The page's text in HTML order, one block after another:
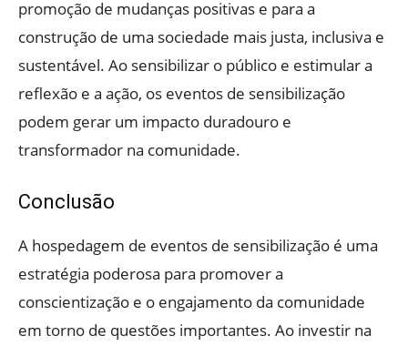
promoção de mudanças positivas e para a
construção de uma sociedade mais justa, inclusiva e
sustentável. Ao sensibilizar o público e estimular a
reflexão e a ação, os eventos de sensibilização
podem gerar um impacto duradouro e
transformador na comunidade.
Conclusão
A hospedagem de eventos de sensibilização é uma
estratégia poderosa para promover a
conscientização e o engajamento da comunidade
em torno de questões importantes. Ao investir na